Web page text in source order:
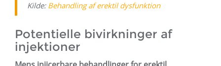
Kilde: Behandling af erektil dysfunktion
Potentielle bivirkninger af
injektioner